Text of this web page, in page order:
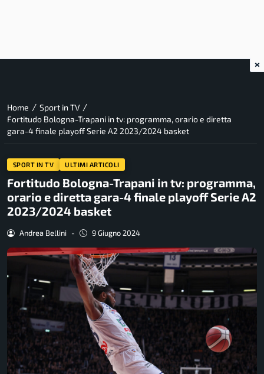
Home / Sport in TV /
Fortitudo Bologna-Trapani in tv: programma, orario e diretta
gara-4 finale playoff Serie A2 2023/2024 basket
SPORT IN TV ULTIMI ARTICOLI
Fortitudo Bologna-Trapani in tv: programma,
orario e diretta gara-4 finale playoff Serie A2
2023/2024 basket
Andrea Bellini - 9 Giugno 2024
×